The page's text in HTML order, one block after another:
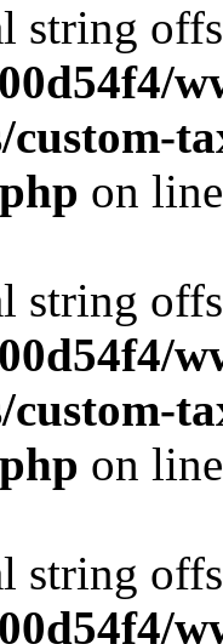
string
on
string
on
string